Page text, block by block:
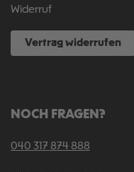
Widerruf
Vertrag widerrufen
NOCH FRAGEN?
040 317 874 888